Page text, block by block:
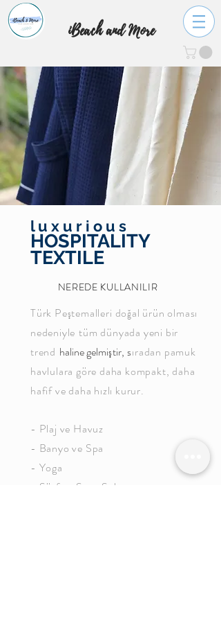
iBeach and More
Türk Peştemalleri doğal ürün olması
nedeniyle tüm dünyada yeni bir
trend haline gelmiştir, sıradan pamuk
havlulara göre daha kompakt, daha
hafif ve daha hızlı kurur.
- Plaj ve Havuz
- Banyo ve Spa
- Yoga
- Sörf ve Spor Salonu
NEREDE KULLANILIR
l u x u r i o u s
HOSPITALITY
TEXTILE